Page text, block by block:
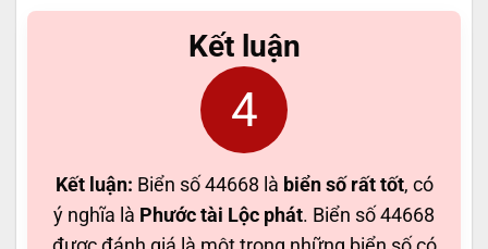
Kết luận
4
Kết luận: Biển số 44668 là biển số rất tốt, có
ý nghĩa là Phước tài Lộc phát. Biển số 44668